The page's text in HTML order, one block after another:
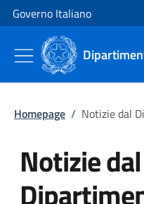
Vai al contenuto
Vai alla navigazione del sito
Governo Italiano
Homepage / Notizie dal
Notizie dal